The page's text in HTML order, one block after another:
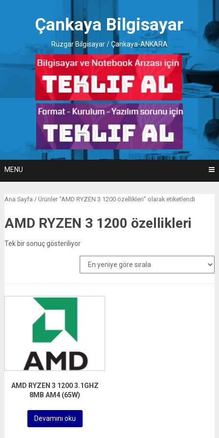
Çankaya Bilgisayar
Rüzgar Bilgisayar / Çankaya-ANKARA
MENU
Ana Sayfa / Ürünler “AMD RYZEN 3 1200 özellikleri” olarak etiketlendi
AMD RYZEN 3 1200 özellikleri
Tek bir sonuç gösteriliyor
AMD RYZEN 3 1200 3.1GHZ
8MB AM4 (65W)
Devamını oku